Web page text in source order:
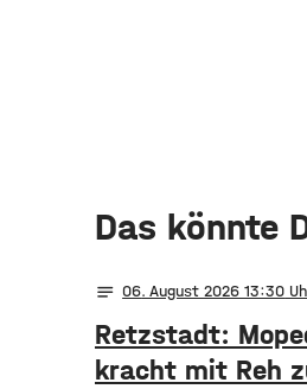
Das könnte
notes 06. August 2026 13:30
Retzstadt:
kracht mit Reh